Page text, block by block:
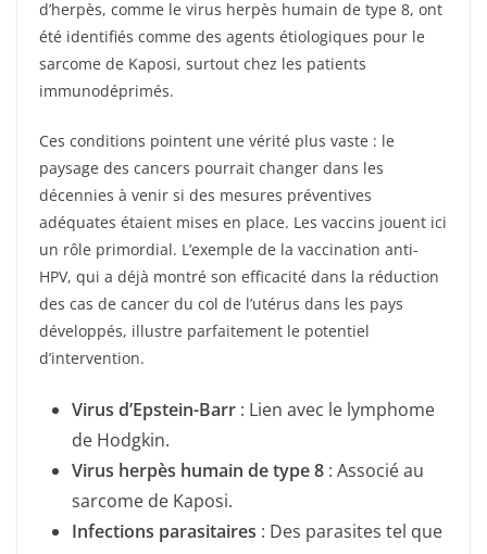
d’herpès, comme le virus herpès humain de type 8, ont
été identifiés comme des agents étiologiques pour le
sarcome de Kaposi, surtout chez les patients
immunodéprimés.
Ces conditions pointent une vérité plus vaste : le
paysage des cancers pourrait changer dans les
décennies à venir si des mesures préventives
adéquates étaient mises en place. Les vaccins jouent ici
un rôle primordial. L’exemple de la vaccination anti-
HPV, qui a déjà montré son efficacité dans la réduction
des cas de cancer du col de l’utérus dans les pays
développés, illustre parfaitement le potentiel
d’intervention.
Virus d’Epstein-Barr : Lien avec le lymphome
de Hodgkin.
Virus herpès humain de type 8 : Associé au
sarcome de Kaposi.
Infections parasitaires : Des parasites tel que